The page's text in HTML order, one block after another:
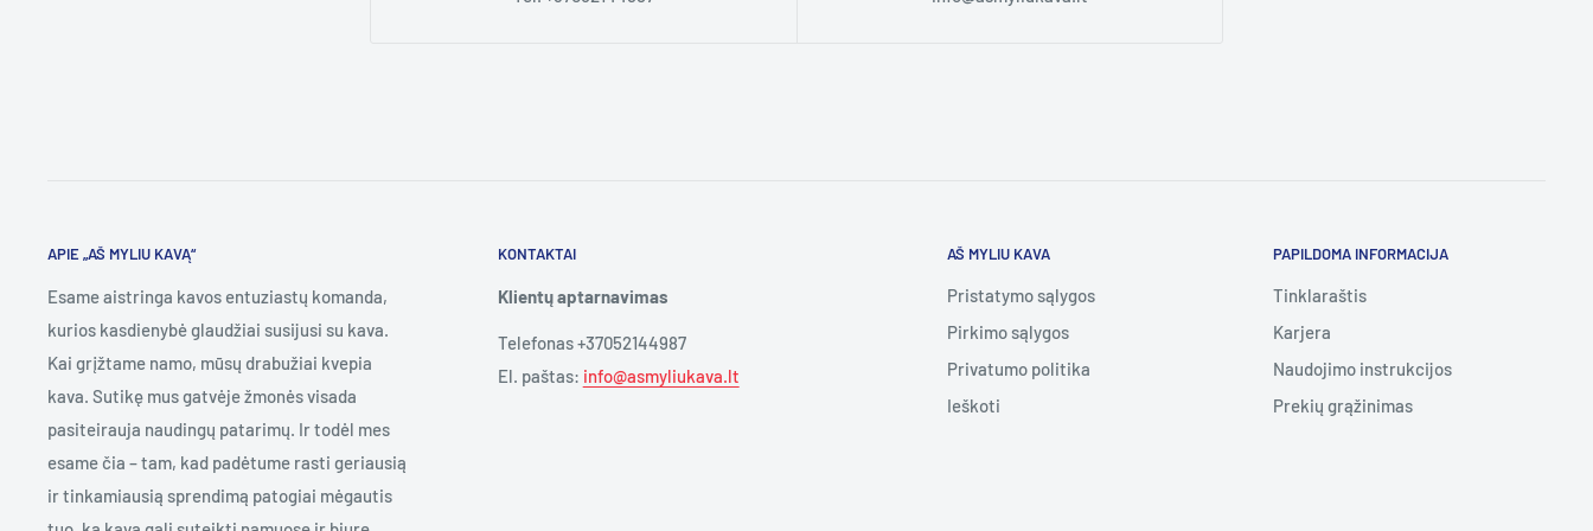
APIE „AŠ MYLIU KAVĄ“
Esame aistringa kavos entuziastų komanda,
kurios kasdienybė glaudžiai susijusi su kava.
Kai grįžtame namo, mūsų drabužiai kvepia
kava. Sutikę mus gatvėje žmonės visada
pasiteirauja naudingų patarimų. Ir todėl mes
esame čia – tam, kad padėtume rasti geriausią
ir tinkamiausią sprendimą patogiai mėgautis
KONTAKTAI
Klientų aptarnavimas
Telefonas +37052144987
El. paštas: info@asmyliukava.lt
AŠ MYLIU KAVA
Pristatymo sąlygos
Pirkimo sąlygos
Privatumo politika
Ieškoti
PAPILDOMA INFORMACIJA
Tinklaraštis
Karjera
Naudojimo instrukcijos
Prekių grąžinimas